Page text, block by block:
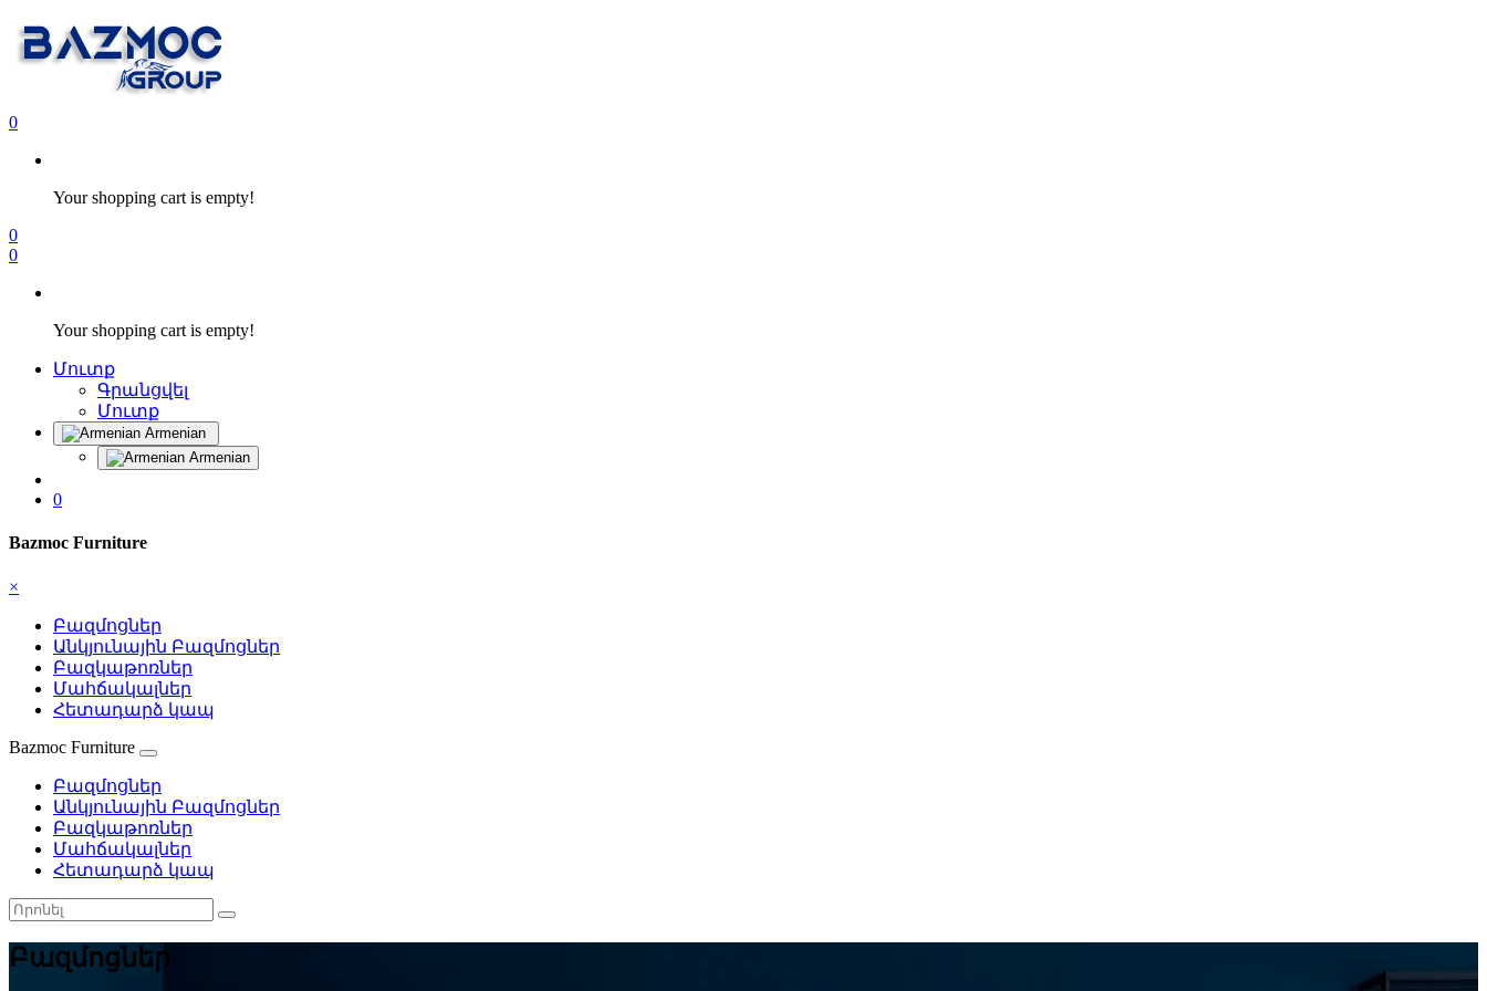
0
Your shopping cart is empty!
0
0
Your shopping cart is empty!
Մուտք
Գրանցվել
Մուտք
Armenian
Armenian
0
Bazmoc Furniture
×
Բազմոցներ
Անկյունային Բազմոցներ
Բազկաթոռներ
Մահճակալներ
Հետադարձ կապ
Bazmoc Furniture
Բազմոցներ
Անկյունային Բազմոցներ
Բազկաթոռներ
Մահճակալներ
Հետադարձ կապ
Բազմոցներ